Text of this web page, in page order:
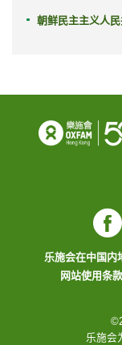
朝鲜民主主义人民
乐施会在中国内
网站使用条款
乐施会